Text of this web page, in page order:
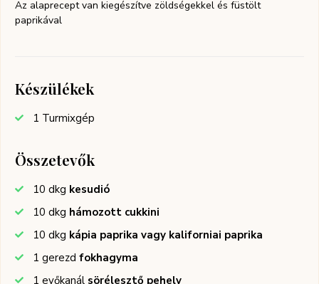
Az alaprecept van kiegészítve zöldségekkel és füstölt
paprikával
Készülékek
1 Turmixgép
Összetevők
10 dkg kesudió
10 dkg hámozott cukkini
10 dkg kápia paprika vagy kaliforniai paprika
1 gerezd fokhagyma
1 evőkanál sörélesztő pehely